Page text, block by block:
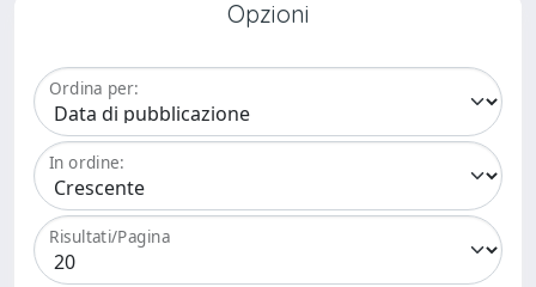
Opzioni
Ordina per:
In ordine:
Risultati/Pagina